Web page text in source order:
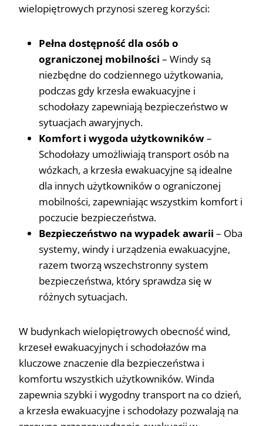
wielopiętrowych przynosi szereg korzyści:
Pełna dostępność dla osób o
ograniczonej mobilności – Windy są
niezbędne do codziennego użytkowania,
podczas gdy krzesła ewakuacyjne i
schodołazy zapewniają bezpieczeństwo w
sytuacjach awaryjnych.
Komfort i wygoda użytkowników–
Schodołazy umożliwiają transport osób na
wózkach, a krzesła ewakuacyjne są idealne
dla innych użytkowników o ograniczonej
mobilności, zapewniając wszystkim komfort i
poczucie bezpieczeństwa.
Bezpieczeństwo na wypadek awarii – Oba
systemy, windy i urządzenia ewakuacyjne,
razem tworzą wszechstronny system
bezpieczeństwa, który sprawdza się w
różnych sytuacjach.
W budynkach wielopiętrowych obecność wind,
krzeseł ewakuacyjnych i schodołazów ma
kluczowe znaczenie dla bezpieczeństwa i
komfortu wszystkich użytkowników. Winda
zapewnia szybki i wygodny transport na co dzień,
a krzesła ewakuacyjne i schodołazy pozwalają na